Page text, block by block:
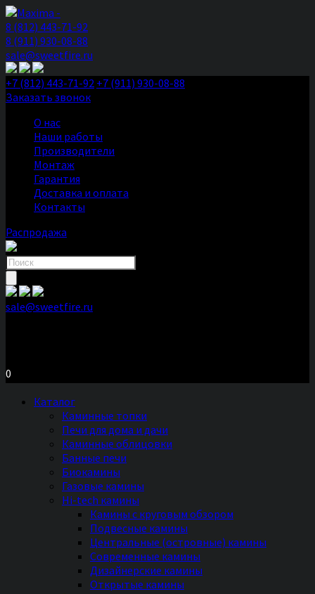
8 (812) 443-71-92
8 (911) 930-08-88
sale@sweetfire.ru
+7 (812) 443-71-92 +7 (911) 930-08-88
Заказать звонок
О нас
Наши работы
Производители
Монтаж
Гарантия
Доставка и оплата
Контакты
Распродажа
Поиск
товаров
sale@sweetfire.ru
0
Каталог
Каминные топки
Печи для дома и дачи
Каминные облицовки
Банные печи
Биокамины
Газовые камины
Hi-tech камины
Камины с круговым обзором
Подвесные камины
Центральные (островные) камины
Современные камины
Дизайнерские камины
Открытые камины